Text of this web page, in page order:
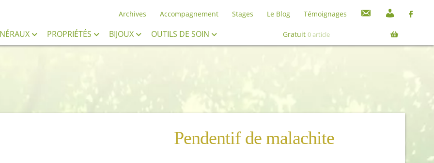
Archives Accompagnement Stages Le Blog Témoignages
a
n
c
o
pour :
PROPRIÉTÉS BIJOUX OUTILS DE SOIN Gratuit0 article
Pendentif de malachite